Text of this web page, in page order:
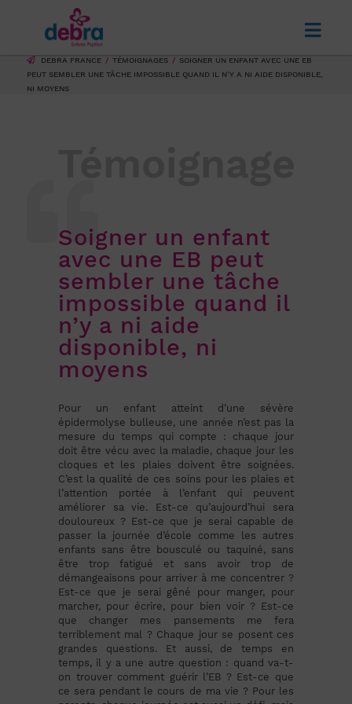
DEBRA FRANCE TÉMOIGNAGES
SOIGNER UN ENFANT AVEC UNE EB
PEUT SEMBLER UNE TÂCHE IMPOSSIBLE QUAND IL N’Y A NI AIDE DISPONIBLE,
NI MOYENS
Soigner un enfant
avec une EB peut
sembler une tâche
impossible quand il
n’y a ni aide
disponible, ni
moyens
Pour un enfant atteint d’une sévère
épidermolyse bulleuse, une année n’est pas la
mesure du temps qui compte : chaque jour
doit être vécu avec la maladie, chaque jour les
cloques et les plaies doivent être soignées.
C’est la qualité de ces soins pour les plaies et
l’attention portée à l’enfant qui peuvent
améliorer sa vie. Est-ce qu’aujourd’hui sera
douloureux ? Est-ce que je serai capable de
passer la journée d’école comme les autres
enfants sans être bousculé ou taquiné, sans
être trop fatigué et sans avoir trop de
démangeaisons pour arriver à me concentrer ?
Est-ce que je serai gêné pour manger, pour
marcher, pour écrire, pour bien voir ? Est-ce
que changer mes pansements me fera
terriblement mal ? Chaque jour se posent ces
grandes questions. Et aussi, de temps en
temps, il y a une autre question : quand va-t-
on trouver comment guérir l’EB ? Est-ce que
ce sera pendant le cours de ma vie ? Pour les